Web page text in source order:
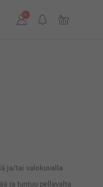
ja/tai valokuvalla
ja tuntuu pellavalta